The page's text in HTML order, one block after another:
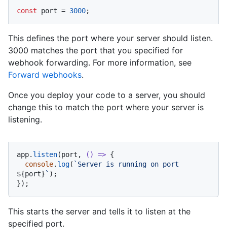
const port = 3000;
This defines the port where your server should listen.
3000 matches the port that you specified for
webhook forwarding. For more information, see
Forward webhooks.
Once you deploy your code to a server, you should
change this to match the port where your server is
listening.
app. listen(port, () => {
console. log(
${port}` );
});
This starts the server and tells it to listen at the
specified port.